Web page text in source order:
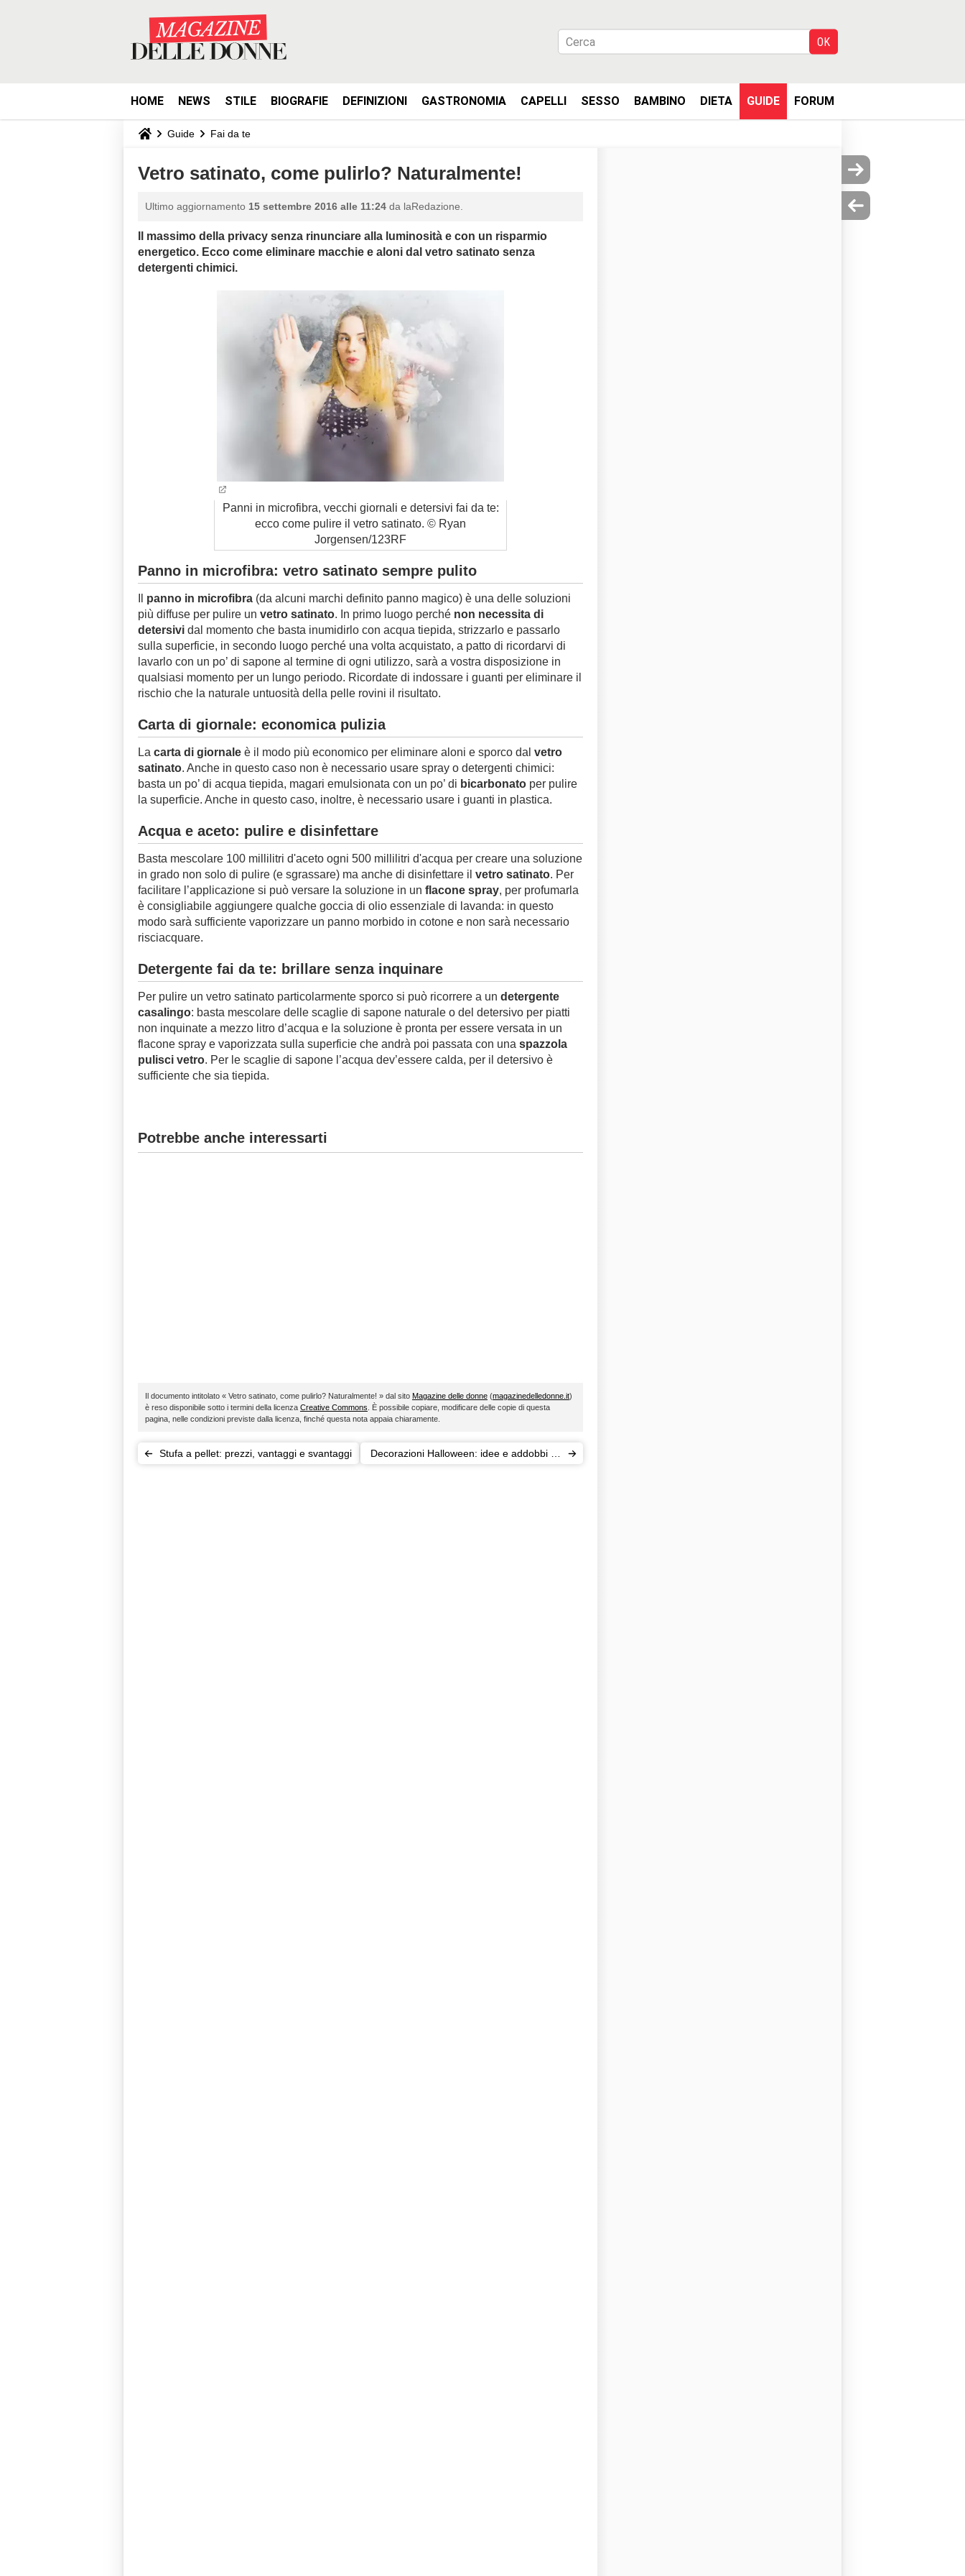
HOME NEWS STILE BIOGRAFIE DEFINIZIONI GASTRONOMIA CAPELLI SESSO BAMBINO DIETA GUIDE FORUM
Guide Fai da te
Vetro satinato, come pulirlo? Naturalmente!
Ultimo aggiornamento 15 settembre 2016 alle 11:24 da laRedazione.
Il massimo della privacy senza rinunciare alla luminosità e con un risparmio
energetico. Ecco come eliminare macchie e aloni dal vetro satinato senza
detergenti chimici.
Panni in microfibra, vecchi giornali e detersivi fai da te:
ecco come pulire il vetro satinato. © Ryan
Jorgensen/123RF
Panno in microfibra: vetro satinato sempre pulito
panno in microfibra (da alcuni marchi definito panno magico) è una delle soluzioni
più diffuse per pulire un vetro satinato. In primo luogo perché non necessita di
detersivi dal momento che basta inumidirlo con acqua tiepida, strizzarlo e passarlo
sulla superficie, in secondo luogo perché una volta acquistato, a patto di ricordarvi di
lavarlo con un po’ di sapone al termine di ogni utilizzo, sarà a vostra disposizione in
qualsiasi momento per un lungo periodo. Ricordate di indossare i guanti per eliminare il
rischio che la naturale untuosità della pelle rovini il risultato.
Carta di giornale: economica pulizia
La carta di giornale è il modo più economico per eliminare aloni e sporco dal vetro
satinato. Anche in questo caso non è necessario usare spray o detergenti chimici:
basta un po’ di acqua tiepida, magari emulsionata con un po’ di bicarbonato per pulire
la superficie. Anche in questo caso, inoltre, è necessario usare i guanti in plastica.
Acqua e aceto: pulire e disinfettare
Basta mescolare 100 millilitri d'aceto ogni 500 millilitri d'acqua per creare una soluzione
in grado non solo di pulire (e sgrassare) ma anche di disinfettare il vetro satinato. Per
facilitare l’applicazione si può versare la soluzione in un flacone spray, per profumarla
è consigliabile aggiungere qualche goccia di olio essenziale di lavanda: in questo
modo sarà sufficiente vaporizzare un panno morbido in cotone e non sarà necessario
risciacquare.
Detergente fai da te: brillare senza inquinare
Per pulire un vetro satinato particolarmente sporco si può ricorrere a un detergente
casalingo: basta mescolare delle scaglie di sapone naturale o del detersivo per piatti
non inquinate a mezzo litro d’acqua e la soluzione è pronta per essere versata in un
flacone spray e vaporizzata sulla superficie che andrà poi passata con una spazzola
pulisci vetro. Per le scaglie di sapone l’acqua dev’essere calda, per il detersivo è
sufficiente che sia tiepida.
Potrebbe anche interessarti
Il documento intitolato « Vetro satinato, come pulirlo? Naturalmente! » dal sito Magazine delle donne (magazinedelledonne.it)
è reso disponibile sotto i termini della licenza Creative Commons . È possibile copiare, modificare delle copie di questa
pagina, nelle condizioni previste dalla licenza, finché questa nota appaia chiaramente.
Stufa a pellet: prezzi, vantaggi e svantaggi
Decorazioni Halloween: idee e addobbi fai